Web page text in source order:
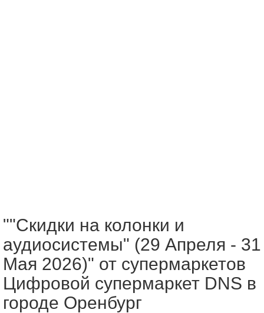
""Скидки на колонки и
аудиосистемы" (29 Апреля - 31
Мая 2026)" от супермаркетов
Цифровой супермаркет DNS в
городе Оренбург